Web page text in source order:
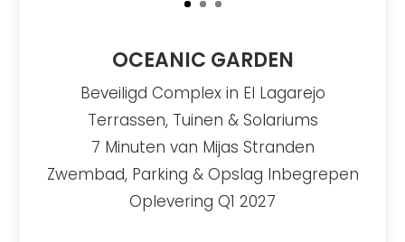
OCEANIC GARDEN
Beveiligd Complex in El Lagarejo
Terrassen, Tuinen & Solariums
7 Minuten van Mijas Stranden
Zwembad, Parking & Opslag Inbegrepen
Oplevering Q1 2027